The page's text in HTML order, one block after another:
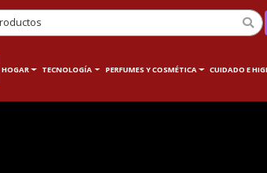
HOGAR TECNOLOGÍA PERFUMES Y COSMÉTICA CUIDADO E